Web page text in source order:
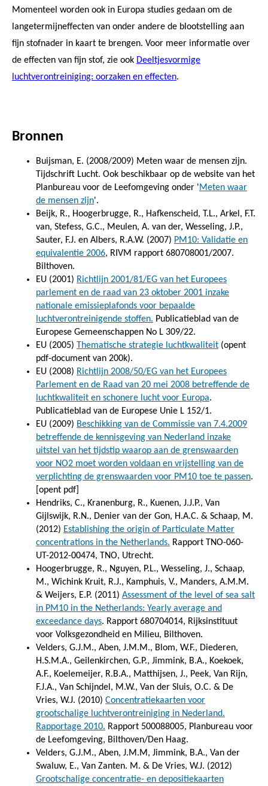
Momenteel worden ook in Europa studies gedaan om de
langetermijneffecten van onder andere de blootstelling aan
fijn stofnader in kaart te brengen. Voor meer informatie over
de effecten van fijn stof, zie ook Deeltjesvormige
luchtverontreiniging: oorzaken en effecten.
Bronnen
Buijsman, E. (2008/2009) Meten waar de mensen zijn.
Tijdschrift Lucht. Ook beschikbaar op de website van het
Planbureau voor de Leefomgeving onder 'Meten waar
de mensen zijn'.
Beijk, R., Hoogerbrugge, R., Hafkenscheid, T.L., Arkel, F.T.
van, Stefess, G.C., Meulen, A. van der, Wesseling, J.P.,
Sauter, F.J. en Albers, R.A.W. (2007) PM10: Validatie en
equivalentie 2006, RIVM rapport 680708001/2007.
Bilthoven.
EU (2001) Richtlijn 2001/81/EG van het Europees
parlement en de raad van 23 oktober 2001 inzake
nationale emissieplafonds voor bepaalde
luchtverontreinigende stoffen. Publicatieblad van de
Europese Gemeenschappen No L 309/22.
EU (2005) Thematische strategie luchtkwaliteit (opent
pdf-document van 200k).
EU (2008) Richtlijn 2008/50/EG van het Europees
Parlement en de Raad van 20 mei 2008 betreffende de
luchtkwaliteit en schonere lucht voor Europa.
Publicatieblad van de Europese Unie L 152/1.
EU (2009) Beschikking van de Commissie van 7.4.2009
betreffende de kennisgeving van Nederland inzake
uitstel van het tijdstip waarop aan de grenswaarden
voor NO2 moet worden voldaan en vrijstelling van de
verplichting de grenswaarden voor PM10 toe te passen.
[opent pdf]
Hendriks, C., Kranenburg, R., Kuenen, J.J.P., Van
Gijlswijk, R.N., Denier van der Gon, H.A.C. & Schaap, M.
(2012) Establishing the origin of Particulate Matter
concentrations in the Netherlands. Rapport TNO-060-
UT-2012-00474, TNO, Utrecht.
Hoogerbrugge, R., Nguyen, P.L., Wesseling, J., Schaap,
M., Wichink Kruit, R.J., Kamphuis, V., Manders, A.M.M.
& Weijers, E.P. (2011) Assessment of the level of sea salt
in PM10 in the Netherlands: Yearly average and
exceedance days. Rapport 680704014, Rijksinstituut
voor Volksgezondheid en Milieu, Bilthoven.
Velders, G.J.M., Aben, J.M.M., Blom, W.F., Diederen,
H.S.M.A., Geilenkirchen, G.P., Jimmink, B.A., Koekoek,
A.F., Koelemeijer, R.B.A., Matthijsen, J., Peek, Van Rijn,
F.J.A., Van Schijndel, M.W., Van der Sluis, O.C. & De
Vries, W.J. (2010) Concentratiekaarten voor
grootschalige luchtverontreiniging in Nederland.
Rapportage 2010. Rapport 500088005, Planbureau voor
de Leefomgeving, Bilthoven/Den Haag.
Velders, G.J.M., Aben, J.M.M, Jimmink, B.A., Van der
Swaluw, E., Van Zanten. M. & De Vries, W.J. (2012)
Grootschalige concentratie- en depositiekaarten